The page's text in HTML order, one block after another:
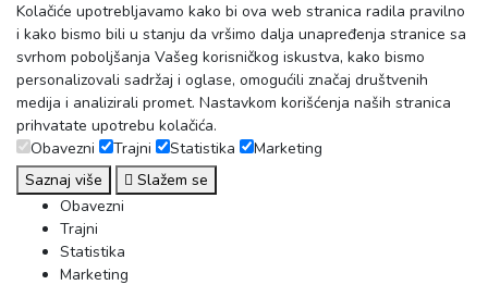
Kolačiće upotrebljavamo kako bi ova web stranica radila pravilno
i kako bismo bili u stanju da vršimo dalja unapređenja stranice sa
svrhom poboljšanja Vašeg korisničkog iskustva, kako bismo
personalizovali sadržaj i oglase, omogućili značaj društvenih
medija i analizirali promet. Nastavkom korišćenja naših stranica
prihvatate upotrebu kolačića.
Obavezni
Trajni Statistika
Marketing
Saznaj više
Slažem se
Obavezni
Trajni
Statistika
Marketing